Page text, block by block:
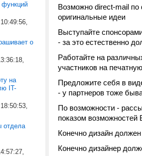
функций
о
на
IT-
отдела
Возможно direct-mail
оригинальные идеи
Выступайте
- за это естественно
Работайте на
участников на
Предложите себя в
- у партнеров тоже
По возможности -
показом возможностей
Конечно дизайн
Конечно дизайнер